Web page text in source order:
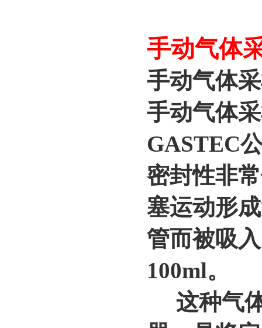
手动气体
手动气体
手动气体
GASTEC
密封性非
塞运动形
管而被吸
100ml。
这种气体